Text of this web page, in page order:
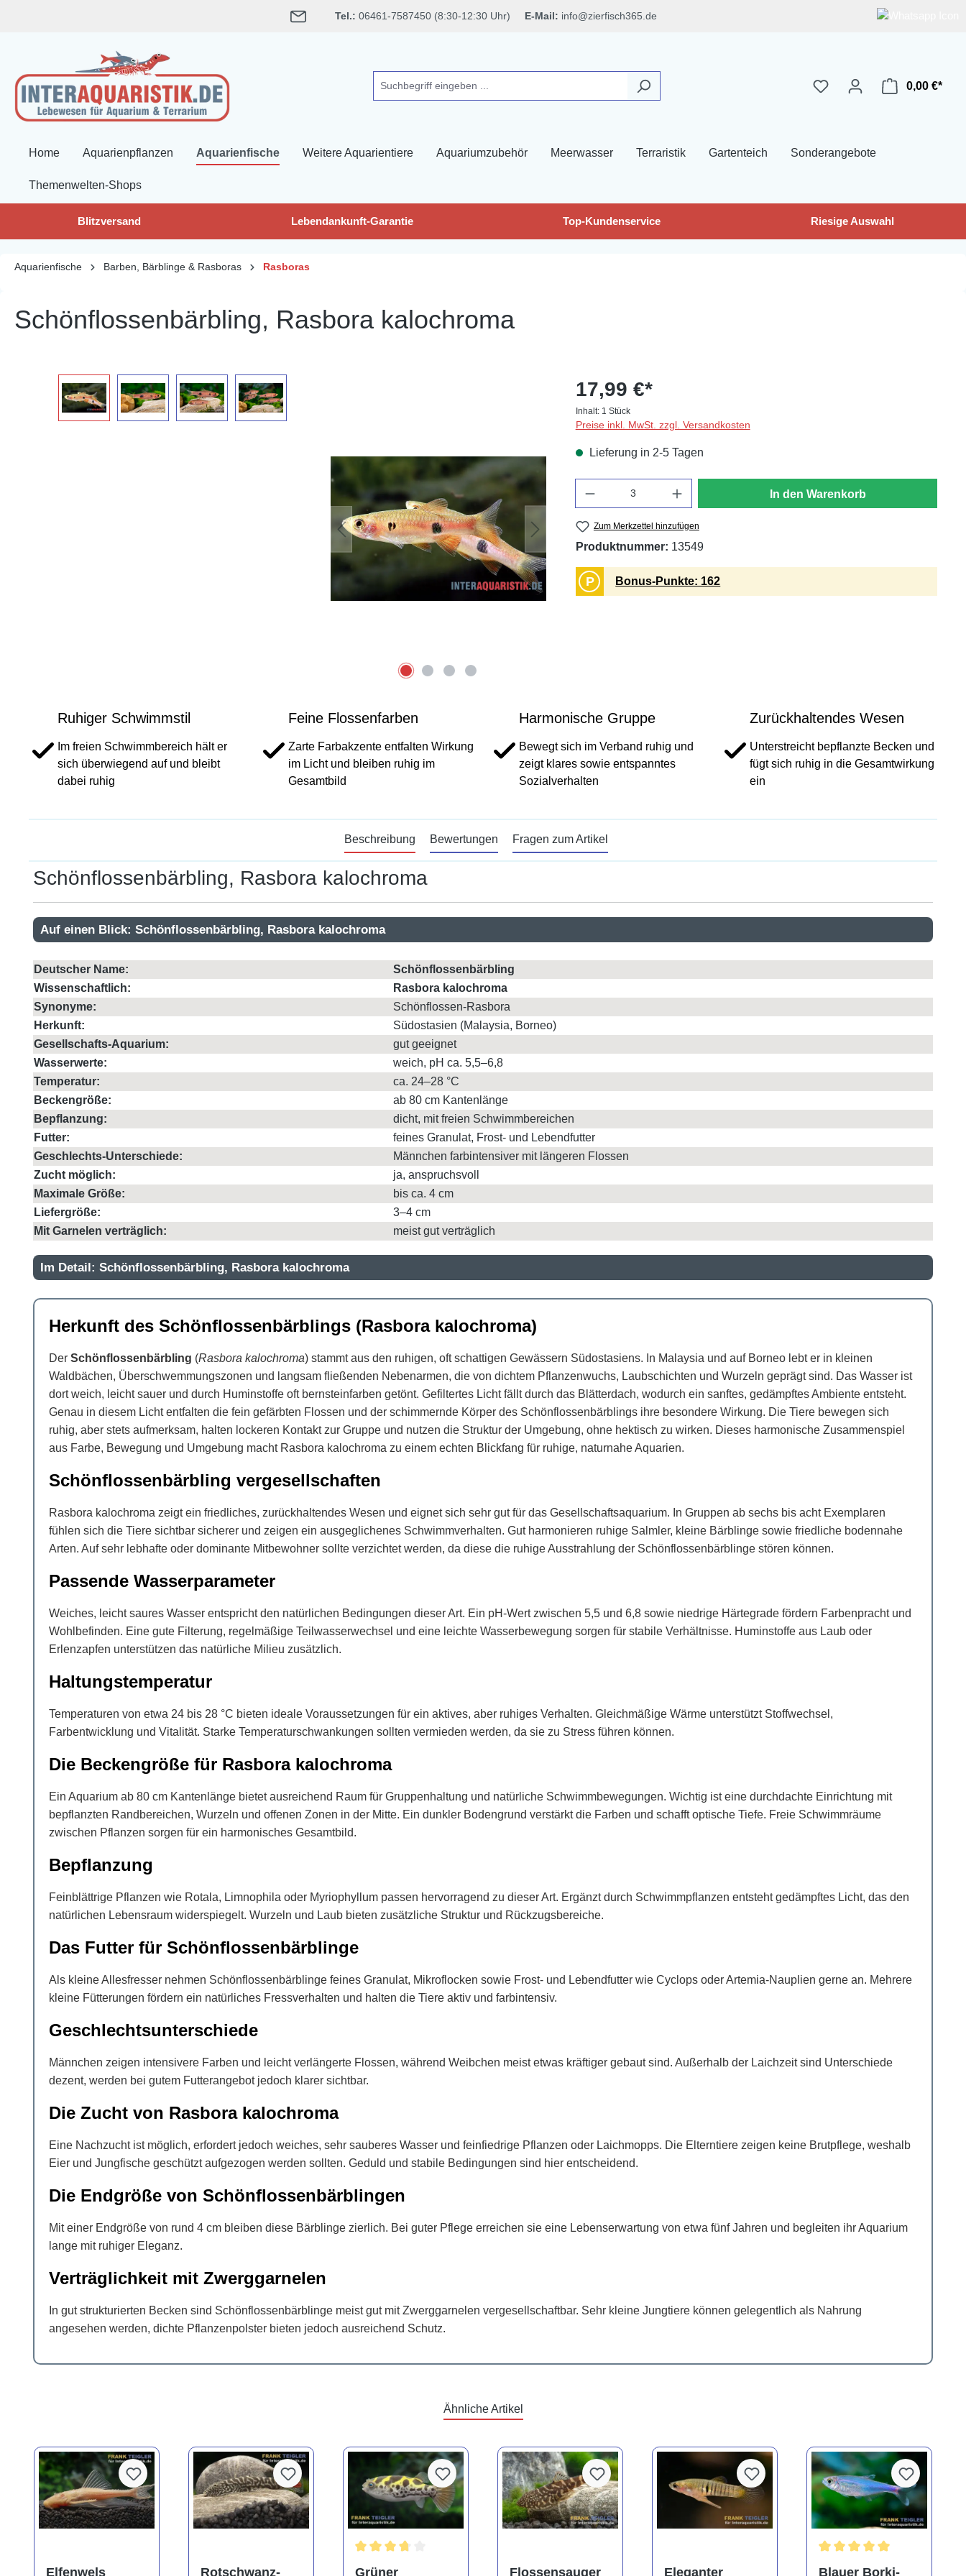
Tel.: 06461-7587450 (8:30-12:30 Uhr) E-Mail: info@zierfisch365.de
0,00 €*
Home Aquarienpflanzen Aquarienfische Weitere Aquarientiere Aquariumzubehör Meerwasser Terraristik Gartenteich Sonderangebote
Themenwelten-Shops
Blitzversand Lebendankunft-Garantie Top-Kundenservice Riesige Auswahl
Aquarienfische Barben, Bärblinge & Rasboras Rasboras
Schönflossenbärbling, Rasbora kalochroma
Bildergalerie überspringen 17,99 €*
Inhalt: 1 Stück
Preise inkl. MwSt. zzgl. Versandkosten
Lieferung in 2-5 Tagen
In den Warenkorb
Zum Merkzettel hinzufügen
Produktnummer: 13549
P Bonus-Punkte: 162
Ruhiger Schwimmstil
Im freien Schwimmbereich hält er
sich überwiegend auf und bleibt
dabei ruhig
Feine Flossenfarben
Zarte Farbakzente entfalten Wirkung
im Licht und bleiben ruhig im
Gesamtbild
Harmonische Gruppe
Bewegt sich im Verband ruhig und
zeigt klares sowie entspanntes
Sozialverhalten
Zurückhaltendes Wesen
Unterstreicht bepflanzte Becken und
fügt sich ruhig in die Gesamtwirkung
ein
Beschreibung Bewertungen Fragen zum Artikel
Schönflossenbärbling, Rasbora kalochroma
Auf einen Blick: Schönflossenbärbling, Rasbora kalochroma
Deutscher Name:
Schönflossenbärbling
Wissenschaftlich:
Rasbora kalochroma
Synonyme:
Schönflossen-Rasbora
Herkunft:
Südostasien (Malaysia, Borneo)
Gesellschafts-Aquarium:
gut geeignet
Wasserwerte:
weich, pH ca. 5,5–6,8
Temperatur:
ca. 24–28 °C
Beckengröße:
ab 80 cm Kantenlänge
Bepflanzung:
dicht, mit freien Schwimmbereichen
Futter:
feines Granulat, Frost- und Lebendfutter
Geschlechts-Unterschiede:
Männchen farbintensiver mit längeren Flossen
Zucht möglich:
ja, anspruchsvoll
Maximale Größe:
bis ca. 4 cm
Liefergröße:
3–4 cm
Mit Garnelen verträglich:
meist gut verträglich
Im Detail: Schönflossenbärbling, Rasbora kalochroma
Herkunft des Schönflossenbärblings (Rasbora kalochroma)
Der Schönflossenbärbling (Rasbora kalochroma) stammt aus den ruhigen, oft schattigen Gewässern Südostasiens. In Malaysia und auf Borneo lebt er in kleinen
Waldbächen, Überschwemmungszonen und langsam fließenden Nebenarmen, die von dichtem Pflanzenwuchs, Laubschichten und Wurzeln geprägt sind. Das Wasser ist
dort weich, leicht sauer und durch Huminstoffe oft bernsteinfarben getönt. Gefiltertes Licht fällt durch das Blätterdach, wodurch ein sanftes, gedämpftes Ambiente entsteht.
Genau in diesem Licht entfalten die fein gefärbten Flossen und der schimmernde Körper des Schönflossenbärblings ihre besondere Wirkung. Die Tiere bewegen sich
ruhig, aber stets aufmerksam, halten lockeren Kontakt zur Gruppe und nutzen die Struktur der Umgebung, ohne hektisch zu wirken. Dieses harmonische Zusammenspiel
aus Farbe, Bewegung und Umgebung macht Rasbora kalochroma zu einem echten Blickfang für ruhige, naturnahe Aquarien.
Schönflossenbärbling vergesellschaften
Rasbora kalochroma zeigt ein friedliches, zurückhaltendes Wesen und eignet sich sehr gut für das Gesellschaftsaquarium. In Gruppen ab sechs bis acht Exemplaren
fühlen sich die Tiere sichtbar sicherer und zeigen ein ausgeglichenes Schwimmverhalten. Gut harmonieren ruhige Salmler, kleine Bärblinge sowie friedliche bodennahe
Arten. Auf sehr lebhafte oder dominante Mitbewohner sollte verzichtet werden, da diese die ruhige Ausstrahlung der Schönflossenbärblinge stören können.
Passende Wasserparameter
Weiches, leicht saures Wasser entspricht den natürlichen Bedingungen dieser Art. Ein pH-Wert zwischen 5,5 und 6,8 sowie niedrige Härtegrade fördern Farbenpracht und
Wohlbefinden. Eine gute Filterung, regelmäßige Teilwasserwechsel und eine leichte Wasserbewegung sorgen für stabile Verhältnisse. Huminstoffe aus Laub oder
Erlenzapfen unterstützen das natürliche Milieu zusätzlich.
Haltungstemperatur
Temperaturen von etwa 24 bis 28 °C bieten ideale Voraussetzungen für ein aktives, aber ruhiges Verhalten. Gleichmäßige Wärme unterstützt Stoffwechsel,
Farbentwicklung und Vitalität. Starke Temperaturschwankungen sollten vermieden werden, da sie zu Stress führen können.
Die Beckengröße für Rasbora kalochroma
Ein Aquarium ab 80 cm Kantenlänge bietet ausreichend Raum für Gruppenhaltung und natürliche Schwimmbewegungen. Wichtig ist eine durchdachte Einrichtung mit
bepflanzten Randbereichen, Wurzeln und offenen Zonen in der Mitte. Ein dunkler Bodengrund verstärkt die Farben und schafft optische Tiefe. Freie Schwimmräume
zwischen Pflanzen sorgen für ein harmonisches Gesamtbild.
Bepflanzung
Feinblättrige Pflanzen wie Rotala, Limnophila oder Myriophyllum passen hervorragend zu dieser Art. Ergänzt durch Schwimmpflanzen entsteht gedämpftes Licht, das den
natürlichen Lebensraum widerspiegelt. Wurzeln und Laub bieten zusätzliche Struktur und Rückzugsbereiche.
Das Futter für Schönflossenbärblinge
Als kleine Allesfresser nehmen Schönflossenbärblinge feines Granulat, Mikroflocken sowie Frost- und Lebendfutter wie Cyclops oder Artemia-Nauplien gerne an. Mehrere
kleine Fütterungen fördern ein natürliches Fressverhalten und halten die Tiere aktiv und farbintensiv.
Geschlechtsunterschiede
Männchen zeigen intensivere Farben und leicht verlängerte Flossen, während Weibchen meist etwas kräftiger gebaut sind. Außerhalb der Laichzeit sind Unterschiede
dezent, werden bei gutem Futterangebot jedoch klarer sichtbar.
Die Zucht von Rasbora kalochroma
Eine Nachzucht ist möglich, erfordert jedoch weiches, sehr sauberes Wasser und feinfiedrige Pflanzen oder Laichmopps. Die Elterntiere zeigen keine Brutpflege, weshalb
Eier und Jungfische geschützt aufgezogen werden sollten. Geduld und stabile Bedingungen sind hier entscheidend.
Die Endgröße von Schönflossenbärblingen
Mit einer Endgröße von rund 4 cm bleiben diese Bärblinge zierlich. Bei guter Pflege erreichen sie eine Lebenserwartung von etwa fünf Jahren und begleiten ihr Aquarium
lange mit ruhiger Eleganz.
Verträglichkeit mit Zwerggarnelen
In gut strukturierten Becken sind Schönflossenbärblinge meist gut mit Zwerggarnelen vergesellschaftbar. Sehr kleine Jungtiere können gelegentlich als Nahrung
angesehen werden, dichte Pflanzenpolster bieten jedoch ausreichend Schutz.
Ähnliche Artikel
Elfenwels Rotschwanz- Grüner Flossensauger Eleganter Blauer Borki-